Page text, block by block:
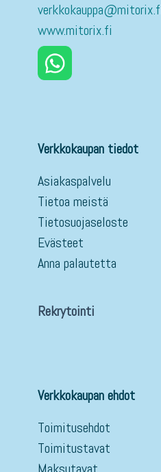
www.mitorix.fi
Verkkokaupan tiedot
Asiakaspalvelu
Tietoa meistä
Tietosuojaseloste
Evästeet
Anna palautetta
Rekrytointi
Verkkokaupan ehdot
Toimitusehdot
Toimitustavat